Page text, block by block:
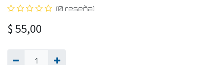
(0 reseña)
$ 55,00